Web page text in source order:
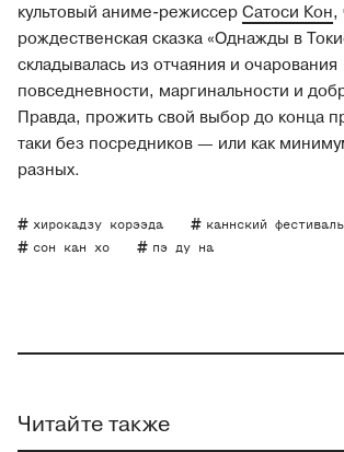
культовый аниме-режиссерСатоси Кон,
рождественская сказка «Однажды в
складывалась из отчаяния и очарования
повседневности, маргинальности и
Правда, прожить свой выбор до конца
таки без посредников — или как
разных.
хирокадзу корээда
каннский
сон кан хо
пэ ду на
Читайте также